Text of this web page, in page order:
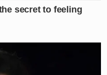
de
conta dos
foram acionadas